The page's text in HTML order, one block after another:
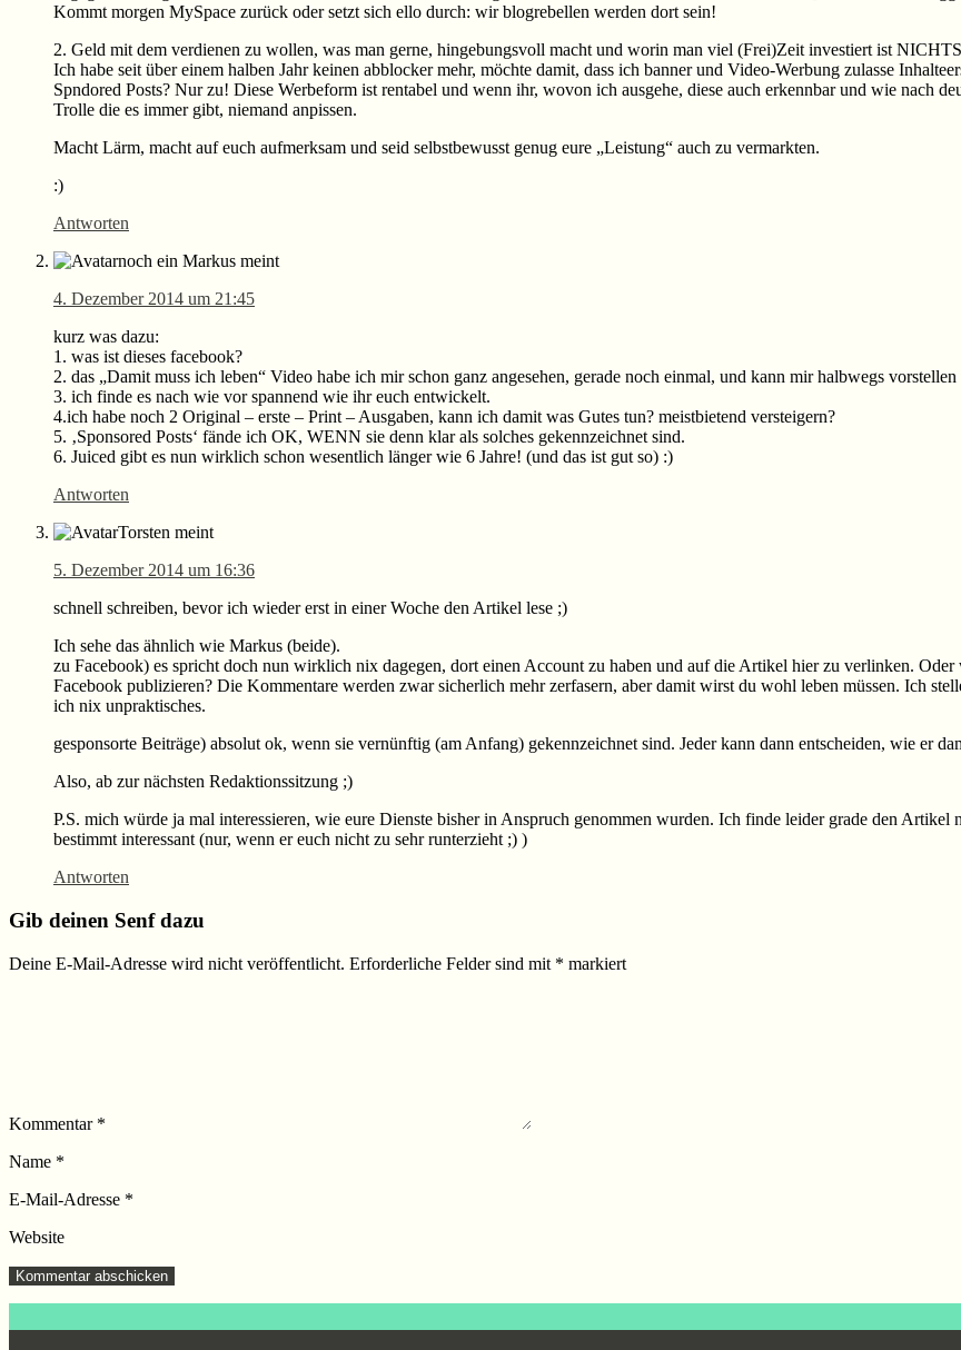
Kommt morgen MySpace zurück oder setzt sich ello durch: wir blogrebellen werden dort sein!
2. Geld mit dem verdienen zu wollen, was man gerne, hingebungsvoll macht und worin man viel (Frei)Zeit investiert ist
Ich habe seit über einem halben Jahr keinen abblocker mehr, möchte damit, dass ich banner und Video-Werbung zulasse
Spndored Posts? Nur zu! Diese Werbeform ist rentabel und wenn ihr, wovon ich ausgehe, diese auch erkennbar und wie nach
Trolle die es immer gibt, niemand anpissen.
Macht Lärm, macht auf euch aufmerksam und seid selbstbewusst genug eure „Leistung“ auch zu vermarkten.
:)
Antworten
noch ein Markus meint
4. Dezember 2014 um 21:45
kurz was dazu:
1. was ist dieses facebook?
2. das „Damit muss ich leben“ Video habe ich mir schon ganz angesehen, gerade noch einmal, und kann mir halbwegs
3. ich finde es nach wie vor spannend wie ihr euch entwickelt.
4.ich habe noch 2 Original – erste – Print – Ausgaben, kann ich damit was Gutes tun? meistbietend versteigern?
5. ‚Sponsored Posts‘ fände ich OK, WENN sie denn klar als solches gekennzeichnet sind.
6. Juiced gibt es nun wirklich schon wesentlich länger wie 6 Jahre! (und das ist gut so) :)
Antworten
Torsten meint
5. Dezember 2014 um 16:36
schnell schreiben, bevor ich wieder erst in einer Woche den Artikel lese ;)
Ich sehe das ähnlich wie Markus (beide).
zu Facebook) es spricht doch nun wirklich nix dagegen, dort einen Account zu haben und auf die Artikel hier zu verlinken.
Facebook publizieren? Die Kommentare werden zwar sicherlich mehr zerfasern, aber damit wirst du wohl leben müssen. Ich
ich nix unpraktisches.
gesponsorte Beiträge) absolut ok, wenn sie vernünftig (am Anfang) gekennzeichnet sind. Jeder kann dann entscheiden, wie er
Also, ab zur nächsten Redaktionssitzung ;)
P.S. mich würde ja mal interessieren, wie eure Dienste bisher in Anspruch genommen wurden. Ich finde leider grade den
bestimmt interessant (nur, wenn er euch nicht zu sehr runterzieht ;) )
Antworten
Gib deinen Senf dazu
Deine E-Mail-Adresse wird nicht veröffentlicht. Erforderliche Felder sind mit * markiert
Kommentar *
Name *
E-Mail-Adresse *
Website